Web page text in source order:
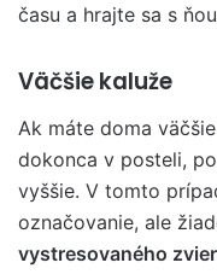
času a hrajte sa s
Väčšie kaluže
Ak máte doma
dokonca v posteli,
vyššie. V tomto
označovanie, ale
vystresovaného